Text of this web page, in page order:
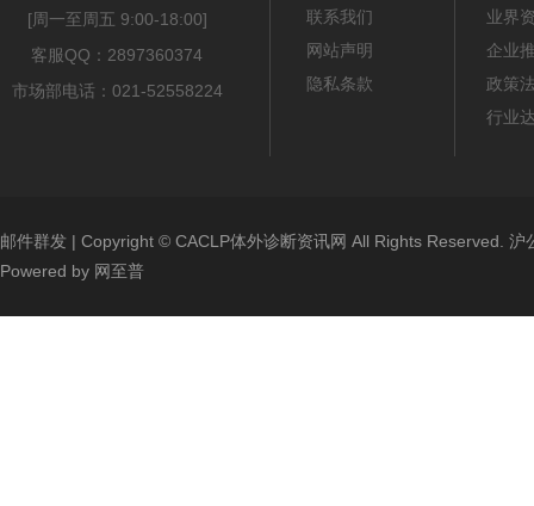
[周一至周五 9:00-18:00]
客服QQ：2897360374
市场部电话：021-52558224
联系我们
网站声明
隐私条款
业界
企业
政策
行业
邮件群发 | Copyright © CACLP体外诊断资讯网 All Rights Reserved. 沪
Powered by 网至普